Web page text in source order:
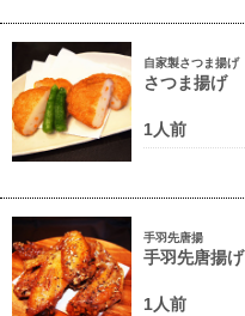
自家製さつま揚げ
さつま揚げ
1人前
手羽先唐揚
手羽先唐揚げ
1人前